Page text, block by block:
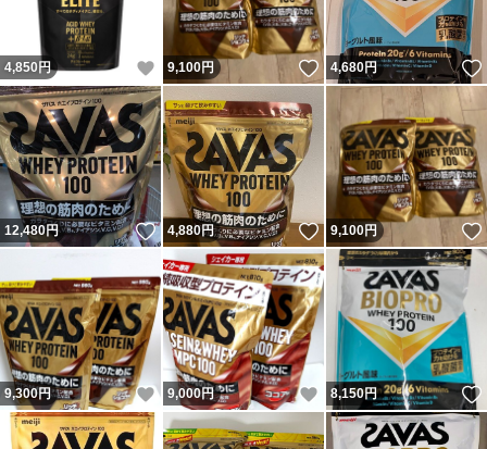
4,850 円 いいね！
9,100円 いいね！
4,680円
12,480円 いいね！
4,880円 いいね！
9,100円
9,300円 いいね！
9,000円 いいね！
8,150円